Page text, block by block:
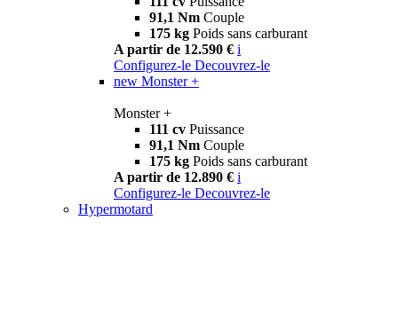
91,1 Nm Couple
175 kg Poids sans carburant
A partir de 12.590 € i
Configurez-le Decouvrez-le
new Monster +
Monster +
111 cv Puissance
91,1 Nm Couple
175 kg Poids sans carburant
A partir de 12.890 € i
Configurez-le Decouvrez-le
Hypermotard